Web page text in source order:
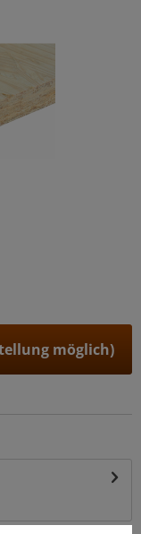
möglich)